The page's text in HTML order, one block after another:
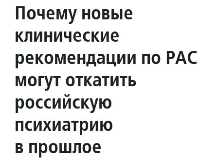
Почему новые
клинические
рекомендации по РАС
могут откатить
российскую
психиатрию
в прошлое